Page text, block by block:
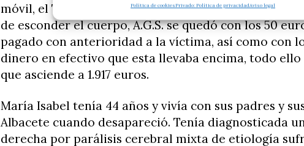
Política de cookies Privado: Política de privacidadAviso legal
móvil, el TPV y el chaleco de la Once de María Isabel.
de esconder el cuerpo, A.G.S. se quedó con los 50
pagado con anterioridad a la víctima, así como con
dinero en efectivo que esta llevaba encima, todo
que asciende a 1.917 euros.
María Isabel tenía 44 años y vivía con sus padres y
Albacete cuando desapareció. Tenía diagnosticada
derecha por parálisis cerebral mixta de etiología